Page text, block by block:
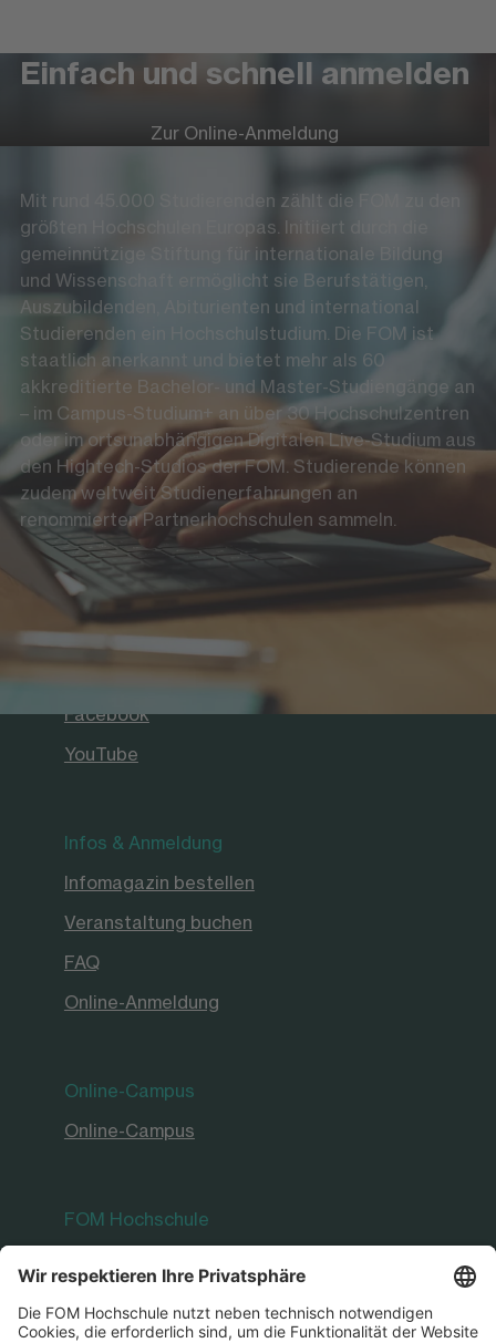
Einfach und schnell anmelden
Zur Online-Anmeldung
Mit rund 45.000 Studierenden zählt die FOM zu den
größten Hochschulen Europas. Initiiert durch die
gemeinnützige Stiftung für internationale Bildung
und Wissenschaft ermöglicht sie Berufstätigen,
Auszubildenden, Abiturienten und international
Studierenden ein Hochschulstudium. Die FOM ist
staatlich anerkannt und bietet mehr als 60
akkreditierte Bachelor- und Master-Studiengänge an
– im Campus-Studium+ an über 30 Hochschulzentren
oder im ortsunabhängigen Digitalen Live-Studium aus
den Hightech-Studios der FOM. Studierende können
zudem weltweit Studienerfahrungen an
renommierten Partnerhochschulen sammeln.
Folgen
LinkedIn
Instagram
Facebook
YouTube
Infos & Anmeldung
Infomagazin bestellen
Veranstaltung buchen
FAQ
Online-Anmeldung
Online-Campus
Online-Campus
FOM Hochschule